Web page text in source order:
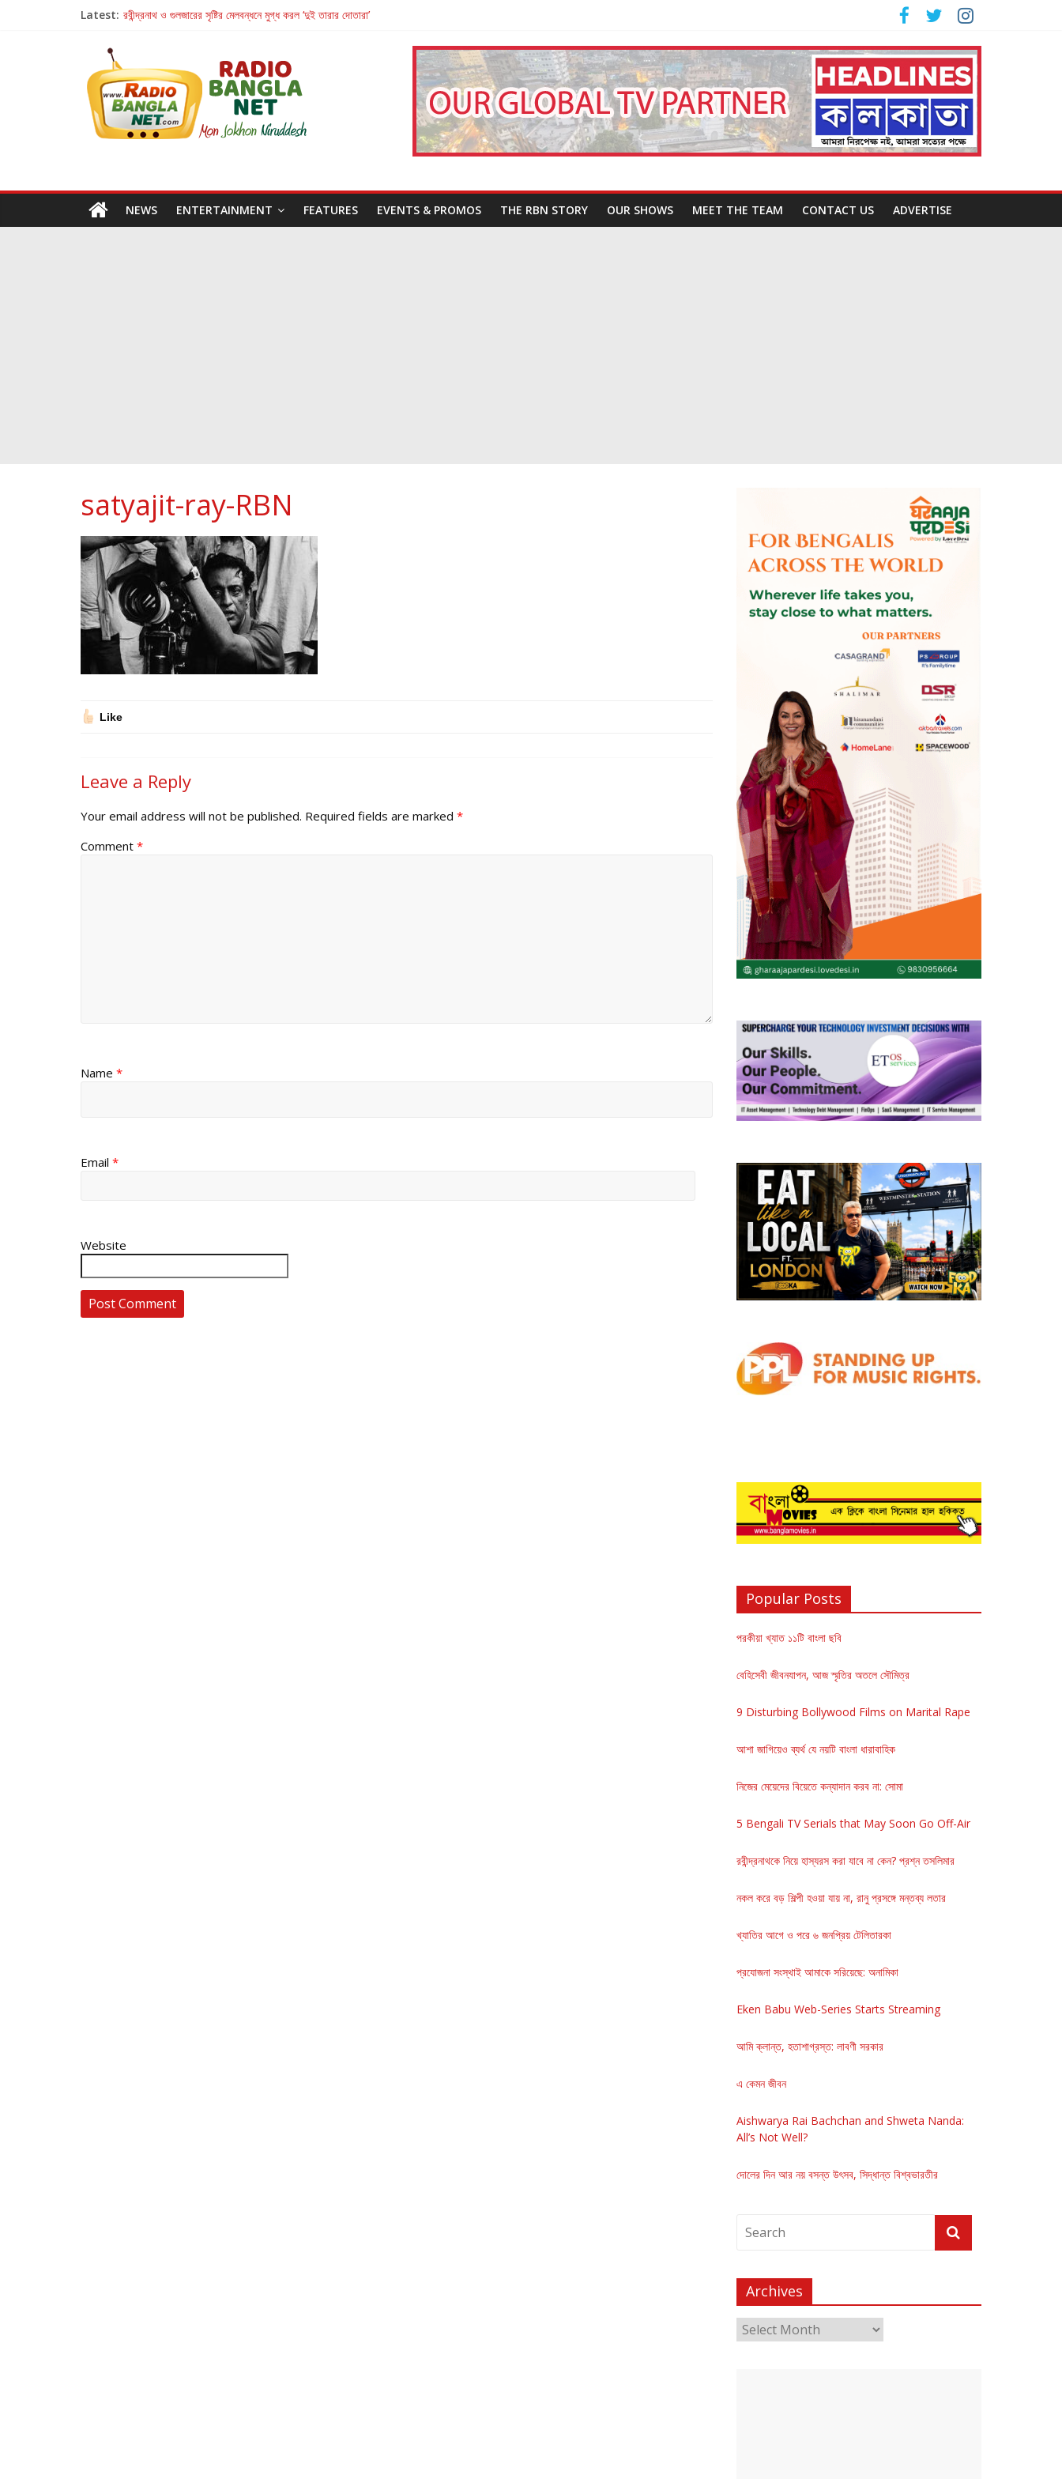
Latest: রবীন্দ্রনাথ ও গুলজারের সৃষ্টির মেলবন্ধনে মুগ্ধ করল ‘দুই তারার দোতারা’
Retribution: A Thought-Provoking Short Film That Challenges Our Understanding of Justice
হাওয়া বদলের টলিউডে ‘তুমি এলে তাই’
NEWS ENTERTAINMENT FEATURES EVENTS & PROMOS THE RBN STORY OUR SHOWS MEET THE TEAM CONTACT US ADVERTISE
satyajit-ray-RBN
Like
Leave a Reply
Your email address will not be published. Required fields are marked *
Comment *
Name *
Email *
Website
Popular Posts
পরকীয়া খ্যাত ১১টি বাংলা ছবি
বেহিসেবী জীবনযাপন, আজ স্মৃতির অতলে সৌমিত্র
9 Disturbing Bollywood Films on Marital Rape
আশা জাগিয়েও ব্যর্থ যে নয়টি বাংলা ধারাবাহিক
নিজের মেয়েদের বিয়েতে কন্যাদান করব না: সোমা
5 Bengali TV Serials that May Soon Go Off-Air
রবীন্দ্রনাথকে নিয়ে হাস্যরস করা যাবে না কেন? প্রশ্ন তসলিমার
নকল করে বড় শিল্পী হওয়া যায় না, রানু প্রসঙ্গে মন্তব্য লতার
খ্যাতির আগে ও পরে ৬ জনপ্রিয় টেলিতারকা
প্রযোজনা সংস্থাই আমাকে সরিয়েছে: অনামিকা
Eken Babu Web-Series Starts Streaming
আমি ক্লান্ত, হতাশাগ্রস্ত: লাবণী সরকার
এ কেমন জীবন
Aishwarya Rai Bachchan and Shweta Nanda:
All’s Not Well?
দোলের দিন আর নয় বসন্ত উৎসব, সিদ্ধান্ত বিশ্বভারতীর
Archives